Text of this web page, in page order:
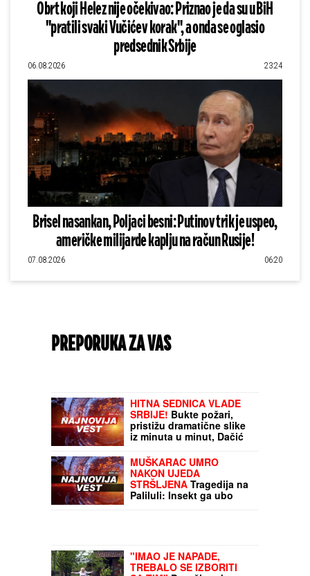
Obrt koji Helez nije očekivao: Priznao je da su u BiH
"pratili svaki Vučićev korak", a onda se oglasio
predsednik Srbije
06.08.2026 23:24
Brisel nasankan, Poljaci besni: Putinov trik je uspeo,
američke milijarde kaplju na račun Rusije!
07.08.2026 06:20
PREPORUKA ZA VAS
HITNA SEDNICA VLADE
SRBIJE!Bukte požari,